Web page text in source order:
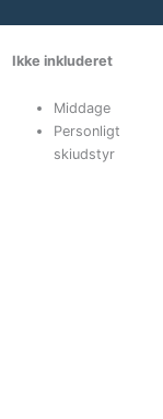
Ikke inkluderet
Middage
Personligt
skiudstyr